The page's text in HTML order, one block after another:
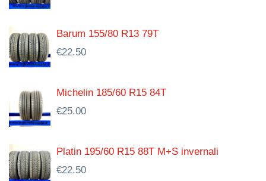
Barum 155/80 R13 79T
€22.50
Michelin 185/60 R15 84T
€25.00
Platin 195/60 R15 88T M+S invernali
€22.50